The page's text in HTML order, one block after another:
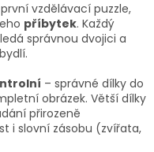
vzdělávací puzzle,
příbytek. Každý
správnou dvojici a
– správné dílky do
obrázek. Větší dílky
přirozeně
i slovní zásobu (zvířata,